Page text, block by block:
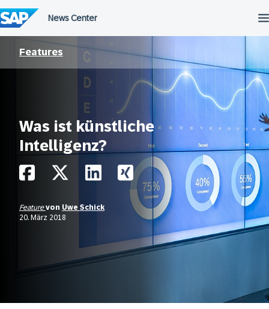
Features
Was ist künstliche
Intelligenz?
Featurevon Uwe Schick
20. März 2018